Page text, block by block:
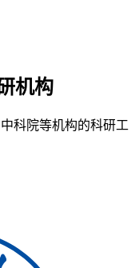
机构
科院等机构的科研工